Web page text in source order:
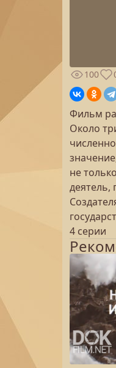
100
Фильм
Около
не
деятель,
4 серии